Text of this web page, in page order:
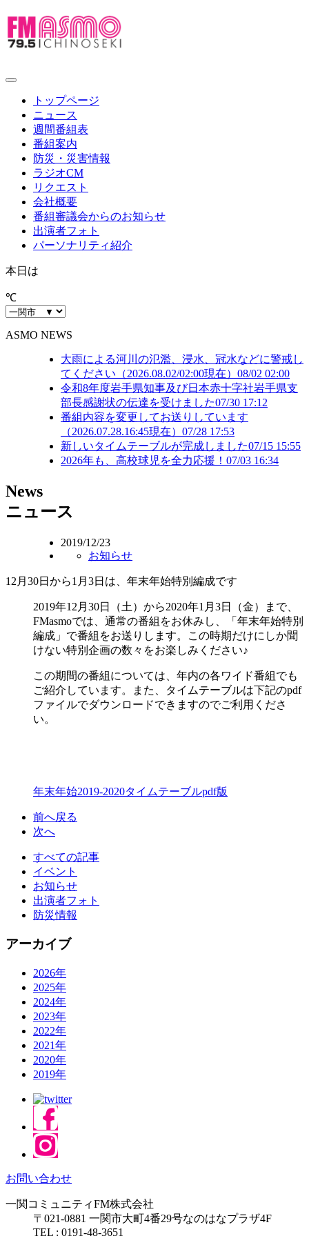
toggle
navigationトップページ
ニュース
週間番組表
番組案内
防災・災害情報
ラジオCM
リクエスト
会社概要
番組審議会からのお知らせ
出演者フォト
パーソナリティ紹介
本日は
℃
ASMO NEWS
大雨による河川の氾濫、浸水、冠水などに警戒し
てください（2026.08.02/02:00現在） 08/02 02:00
令和8年度岩手県知事及び日本赤十字社岩手県支
部長感謝状の伝達を受けました07/30 17:12
番組内容を変更してお送りしています
（2026.07.28.16:45現在） 07/28 17:53
新しいタイムテーブルが完成しました07/15 15:55
2026年も、高校球児を全力応援！ 07/03 16:34
News
ニュース
2019/12/23
お知らせ
12月30日から1月3日は、年末年始特別編成です
2019年12月30日（土）から2020年1月3日（金）まで、
FMasmoでは、通常の番組をお休みし、「年末年始特別
編成」で番組をお送りします。この時期だけにしか聞
けない特別企画の数々をお楽しみください♪
この期間の番組については、年内の各ワイド番組でも
ご紹介しています。また、タイムテーブルは下記のpdf
ファイルでダウンロードできますのでご利用くださ
い。
年末年始2019-2020タイムテーブルpdf版
前へ戻る
次へ
すべての記事
イベント
お知らせ
出演者フォト
防災情報
アーカイブ
2026年
2025年
2024年
2023年
2022年
2021年
2020年
2019年
お問い合わせ
一関コミュニティFM株式会社
〒021-0881 一関市大町4番29号なのはなプラザ4F
TEL : 0191-48-3651